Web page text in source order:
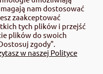
do czyszczenia
nam dostosować
zaakceptować
tych plików i przejść
plików do swoich
zgody".
w naszej Polityce